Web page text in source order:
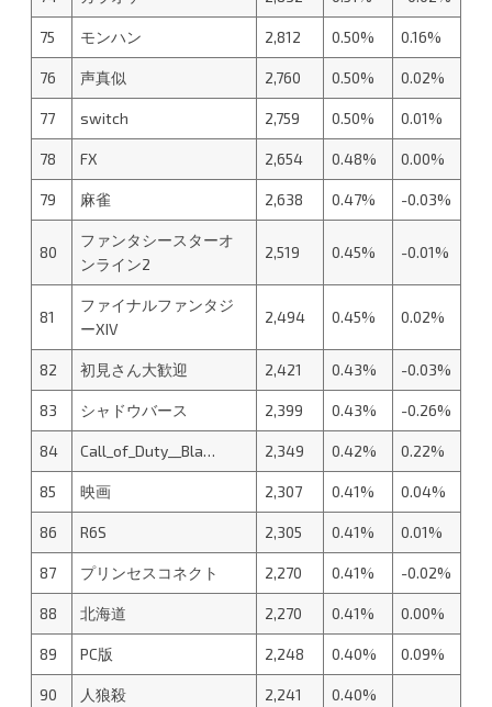
75 モンハン 2,812 0.50% 0.16%
76 声真似 2,760 0.50% 0.02%
77 switch 2,759 0.50% 0.01%
78 FX 2,654 0.48% 0.00%
79 麻雀 2,638 0.47% -0.03%
80
ファンタシースターオ
ンライン2
2,519 0.45% -0.01%
81
ファイナルファンタジ
ーXIV
2,494 0.45% 0.02%
82 初見さん大歓迎 2,421 0.43% -0.03%
83 シャドウバース 2,399 0.43% -0.26%
84 Call_of_Duty__Bla… 2,349 0.42% 0.22%
85 映画 2,307 0.41% 0.04%
86 R6S 2,305 0.41% 0.01%
87 プリンセスコネクト 2,270 0.41% -0.02%
88 北海道 2,270 0.41% 0.00%
89 PC版 2,248 0.40% 0.09%
90 人狼殺 2,241 0.40%